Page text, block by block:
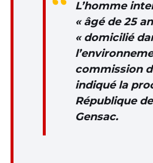
L’homme
« âgé de 25
« domicilié
commission
indiqué la
République
Gensac.